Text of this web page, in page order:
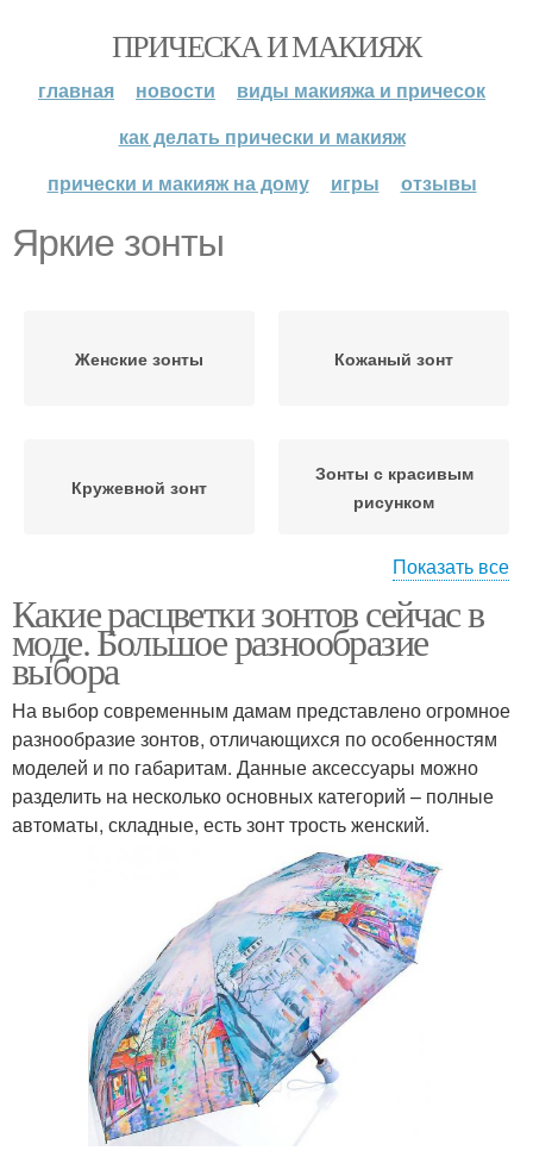
ПРИЧЕСКА И МАКИЯЖ
главная новости
виды макияжа и причесок
как делать прически и макияж
прически и макияж на дому
игры отзывы
Яркие зонты
Женские зонты Кожаный зонт
Кружевной зонт
Зонты с красивым
рисунком
Модный зонт Зонты в моде
Стильные зонты Женский зонт
Показать все
Какие расцветки зонтов сейчас в
моде. Большое разнообразие
выбора
На выбор современным дамам представлено огромное
разнообразие зонтов, отличающихся по особенностям
моделей и по габаритам. Данные аксессуары можно
разделить на несколько основных категорий – полные
автоматы, складные, есть зонт трость женский.